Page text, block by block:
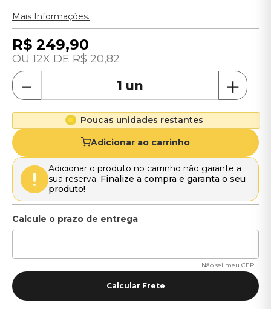
Mais Informações.
R$ 249,90
12 R$ 20,82
＋
－
Poucas unidades restantes
Adicionar ao carrinho
Adicionar o produto no carrinho não garante a
sua reserva. Finalize a compra e garanta o seu
produto!
Não sei meu CEP